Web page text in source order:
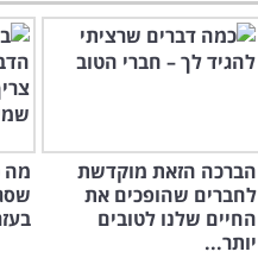
הברכה הזאת מוקדשת
לחברים שהופכים את
החיים שלנו לטובים
יותר...
מה